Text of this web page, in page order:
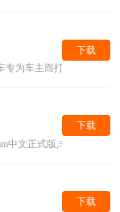
专为车主而打造的手机
下载
中文正式版,非常受欢
下载
下载